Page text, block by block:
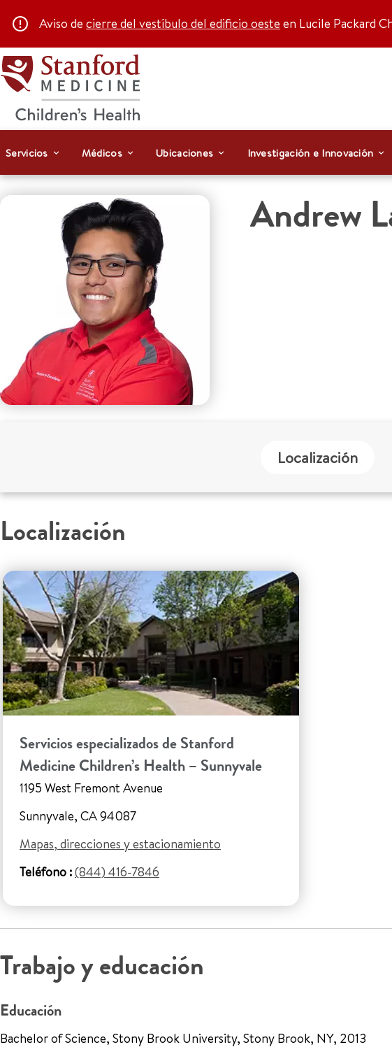
Aviso de cierre del vestíbulo del edificio oeste en Lucile Packard
Servicios Médicos Ubicaciones Investigación e Innovación
Andrew
Localización
Localización
Servicios especializados de Stanford
Medicine Children’s Health – Sunnyvale
1195 West Fremont Avenue
Sunnyvale, CA 94087
Mapas, direcciones y estacionamiento
Teléfono :(844) 416-7846
Trabajo y educación
Educación
Bachelor of Science, Stony Brook University, Stony Brook, NY, 2013